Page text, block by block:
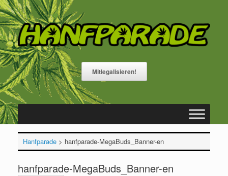
Skip
to
content
Mitlegalisieren!
Hanfparade> hanfparade-MegaBuds_Banner-en
hanfparade-MegaBuds_Banner-en